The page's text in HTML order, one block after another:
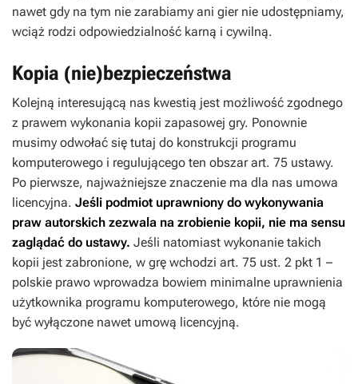
nawet gdy na tym nie zarabiamy ani gier nie udostępniamy,
wciąż rodzi odpowiedzialność karną i cywilną.
Kopia (nie)bezpieczeństwa
Kolejną interesującą nas kwestią jest możliwość zgodnego
z prawem wykonania kopii zapasowej gry. Ponownie
musimy odwołać się tutaj do konstrukcji programu
komputerowego i regulującego ten obszar art. 75 ustawy.
Po pierwsze, najważniejsze znaczenie ma dla nas umowa
licencyjna. Jeśli podmiot uprawniony do wykonywania
praw autorskich zezwala na zrobienie kopii, nie ma sensu
zaglądać do ustawy. Jeśli natomiast wykonanie takich
kopii jest zabronione, w grę wchodzi art. 75 ust. 2 pkt 1 –
polskie prawo wprowadza bowiem minimalne uprawnienia
użytkownika programu komputerowego, które nie mogą
być wyłączone nawet umową licencyjną.